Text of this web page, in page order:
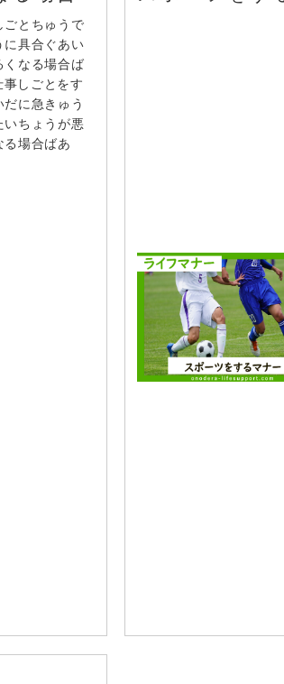
ごとちゅうで
に具合ぐあい
くなる場合ば
しごとをす
だに急きゅう
いちょうが悪
る場合ばあ